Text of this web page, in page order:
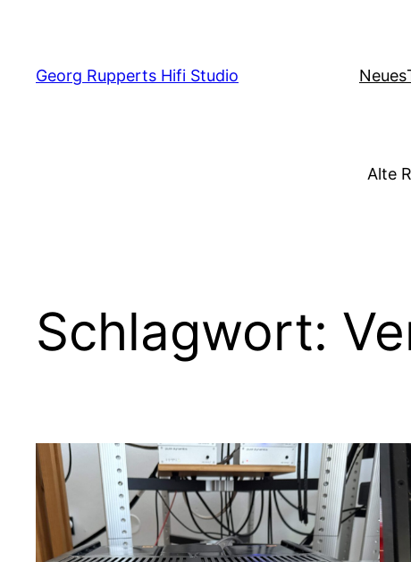
springen
Georg Rupperts Hifi Studio Neues
Alte
Schlagwort: